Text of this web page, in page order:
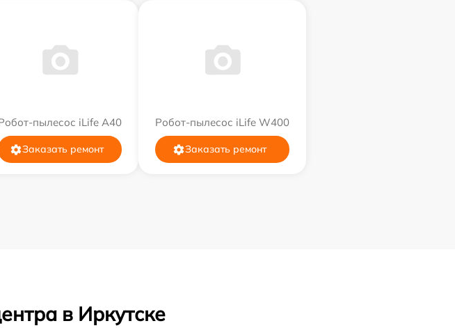
пылесос iLife A40
Заказать ремонт
Робот-пылесос iLife W400
Заказать ремонт
в Иркутске